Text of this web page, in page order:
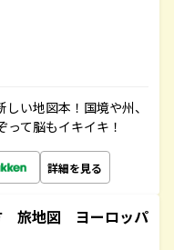
い地図本！国境や州、
て脳もイキイキ！
詳細を見る
旅地図 ヨーロッパ